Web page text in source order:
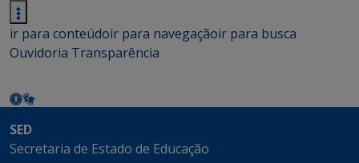
ir para conteúdoir para navegaçãoir para busca
Ouvidoria Transparência
SED
Secretaria de Estado de Educação